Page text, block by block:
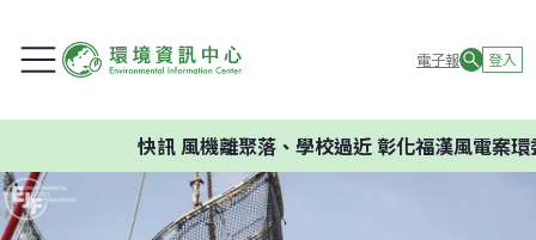
電子報 登入
風機離聚落、學校過近 彰化福漢風電案環委建議